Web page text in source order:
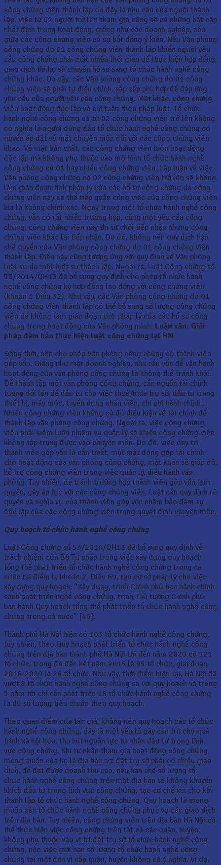
công chứng viên thành lập do đây là nhu cầu của người thành
lập, việc từ 02 người trở lên tham gia cũng sẽ có những bất cập
nhất định trong hoạt động, giống như các doanh nghiệp, nếu
giữa các công chứng viên có sự bất đồng ý kiến. Nếu Văn phòng
công chứng do 01 công chứng viên thành lập khiến người yêu
cầu công chứng phải mất nhiều thời gian để thực hiện hợp đồng,
giao dịch thì họ sẽ chuyển hồ sơ sang tổ chức hành nghề công
chứng khác. Do vậy, các Văn phòng công chứng do 01 công
chứng viên sẽ phải tự điều chỉnh, sắp xếp phù hợp để đáp ứng
yêu cầu của người yêu cầu công chứng. Mặt khác, công chứng
viên hoạt động độc lập và chỉ tuân theo pháp luật. Tổ chức
hành nghề công chứng có từ 02 công chứng viên trở lên không
có nghĩa là người đứng đầu tổ chức hành nghề công chứng có
quyền áp đặt về mặt chuyên môn đối với các công chứng viên
khác. Về mặt bản chất, các công chứng viên luôn hoạt động
độc lập mà không phụ thuộc vào mô hình tổ chức hành nghề
công chứng có 01 hay nhiều công chứng viên. Lập luận về việc
Văn phòng công chứng có 02 công chứng viên trở lên sẽ không
làm gián đoạn tính pháp lý của các hồ sơ công chứng do công
chứng viên này có thể tiếp quản công việc của công chứng viên
kia là không chính xác. Ngay trong một tổ chức hành nghề công
chứng, vẫn có rất nhiều trường hợp, cùng một yêu cầu công
chứng, công chứng viên này thì từ chối tiếp nhận nhưng công
chứng viên khác lại tiếp nhận. Do đó, không nên quy định hạn
chế quyền của Văn phòng công chứng do 01 công chứng viên
thành lập. Điều này cũng tương ứng với quy định về Văn phòng
luật sư do một luật sư thành lập. Ngoài ra, Luật Công chứng số
53/2014/QH13 đã bổ sung quy định cho phép tổ chức hành
nghề công chứng ký hợp đồng lao động với công chứng viên
(khoản 1 Điều 32). Như vậy, các Văn phòng công chứng do 01
công chứng viên thành lập có thể bổ sung số lượng công chứng
viên để không làm gián đoạn tính pháp lý của các hồ sơ công
chứng trong hoạt động của Văn phòng mình. Luận văn: Giải
pháp đảm bảo thực hiện luật công chứng tại HN
Đồng thời, nên cho phép Văn phòng công chứng có thành viên
góp vốn. Giống như một doanh nghiệp, nhu cầu vốn để vận hành
hoạt động của văn phòng công chứng là không thể tránh khỏi.
Để thành lập một văn phòng công chứng, cần nguồn tài chính
tương đối lớn để đầu tư cho việc thuê/mua trụ sở, đầu tư trang
thiết bị, máy móc, tuyển dụng nhân viên, chi phí hành chính…
Nhiều công chứng viên không có đủ điều kiện về tài chính để
thành lập văn phòng công chứng. Ngoài ra, việc công chứng
viên phải kiêm luôn nhiệm vụ quản lý sẽ khiến công chứng viên
không tập trung được vào chuyên môn. Do đó, việc duy trì
thành viên góp vốn là cần thiết, một mặt đóng góp tài chính
cho hoạt động của văn phòng công chứng, mặt khác sẽ giúp đỡ,
hỗ trợ công chứng viên trong việc quản lý, điều hành văn
phòng. Tuy nhiên, để tránh trường hợp thành viên góp vốn lạm
quyền, gây áp lực với các công chứng viên, Luật cần quy định rõ
quyền và nghĩa vụ của thành viên góp vốn nhằm bảo đảm sự
độc lập của các công chứng viên trong quyết định chuyên môn.
Quy hoạch tổ chức hành nghề công chứng
Luật Công chứng số 53/2014/QH13 đã bổ sung quy định về
trách nhiệm của Bộ Tư pháp trong việc xây dựng quy hoạch
tổng thể phát triển tổ chức hành nghề công chứng trong cả
nước tại điểm b, khoản 2, Điều 69, tạo cơ sở pháp lý cho việc
xây dựng quy hoạch: “Xây dựng, trình Chính phủ ban hành chính
sách phát triển nghề công chứng, trình Thủ tướng Chính phủ
ban hành Quy hoạch tổng thể phát triển tổ chức hành nghề công
chứng trong cả nước” [45].
Thành phố Hà Nội hiện có 103 tổ chức hành nghề công chứng,
tuy nhiên, theo Quy hoạch phát triển tổ chức hành nghề công
chứng trên địa bàn thành phố Hà Nội thì đến năm 2020 có 121
tổ chức, trong đó đến hết năm 2015 là 95 tổ chức, giai đoạn
2016-2020 là 26 tổ chức. Như vậy, thời điểm hiện tại, Hà Nội đã
vượt 8 tổ chức hành nghề công chứng so với quy hoạch và trong
5 năm tới chỉ cần phát triển 18 tổ chức hành nghề công chứng
là đủ số lượng tiêu chuẩn theo quy hoạch.
Theo quan điểm của tác giả, không nên quy hoạch các tổ chức
hành nghề công chứng, đây là một yếu tố gây cản trở cho quá
trình xã hội hóa, thu hút nguồn lực tư nhân đầu tư trong lĩnh
vực công chứng. Khi tư nhân tham gia hoạt động công chứng,
mong muốn của họ là địa bàn nơi đặt trụ sở phải có nhiều giao
dịch, để đạt được doanh thu cao, nếu hạn chế số lượng tổ
chức hành nghề công chứng trên một địa bàn sẽ không khuyến
khích đầu tư trong lĩnh vực công chứng, tạo cơ chế xin cho khi
thành lập tổ chức hành nghề công chứng. Quy hoạch là mong
muốn các tổ chức hành nghề công chứng phục vụ các giao dịch
trên địa bàn. Tuy nhiên, công chứng viên trên địa bàn Hà Nội có
thể thực hiện việc công chứng trên tất cả các quận, huyện,
không phụ thuộc vào vị trí đặt trụ sở tổ chức hành nghề công
chứng, nên việc giới hạn số lượng tổ chức hành nghề công
chứng tại một đơn vị cấp quận, huyện không có ý nghĩa. Ví dụ: